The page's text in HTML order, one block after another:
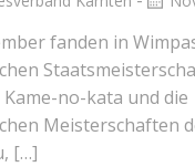
fanden in
no-kata und die
Meisterschaften
[…]